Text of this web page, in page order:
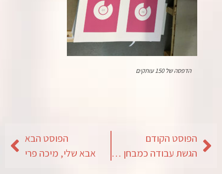
הדפסה של 150 עותקים
הפוסט הקודם
הגשת עבודה כמבחן קבלה למוסד אקדמאי גבוה
הפוסט הבא
אבא שלי, מיכה פרי